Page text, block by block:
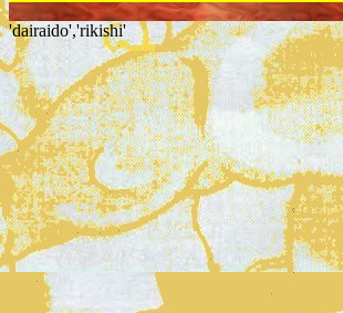
'dairaido','rikishi'